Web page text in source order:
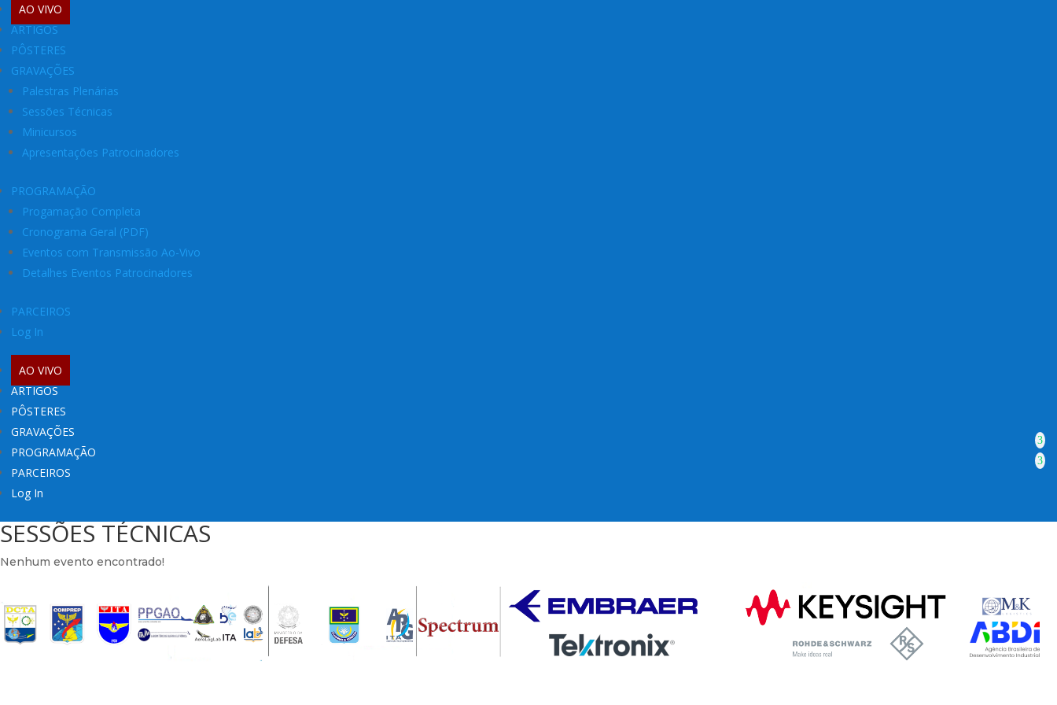
AO VIVO
ARTIGOS
PÔSTERES
GRAVAÇÕES
Palestras Plenárias
Sessões Técnicas
Minicursos
Apresentações Patrocinadores
PROGRAMAÇÃO
Progamação Completa
Cronograma Geral (PDF)
Eventos com Transmissão Ao-Vivo
Detalhes Eventos Patrocinadores
PARCEIROS
Log In
AO VIVO
ARTIGOS
PÔSTERES
GRAVAÇÕES
PROGRAMAÇÃO
PARCEIROS
Log In
SESSÕES TÉCNICAS
Nenhum evento encontrado!